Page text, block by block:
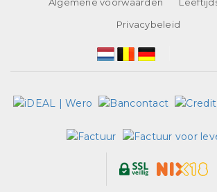
Privacybeleid